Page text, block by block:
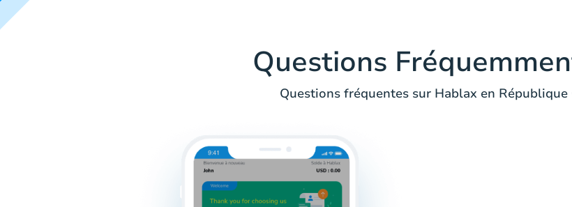
Questions
Questions fréquentes sur Hablax en République